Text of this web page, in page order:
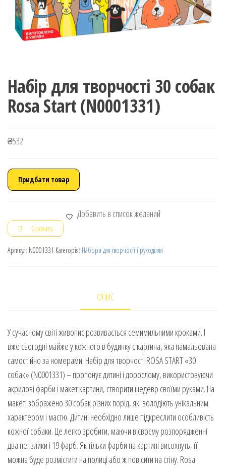
Набір для творчості 30 собак
Rosa Start (N0001331)
₴532
Придбати товар
Добавить в список желаний
Сравнить
Артикул: N0001331 Категорія: Набори для творчості і рукоділля
ОПИС
У сучасному світі живопис розвивається семимильними кроками. І
вже сьогодні майже у кожного в будинку є картина, яка намальована
самостійно за номерами. Набір для творчості ROSA START «30
собак» (N0001331) – пропонує дитині і дорослому, використовуючи
акрилові фарби і макет картини, створити шедевр своїми руками. На
макеті зображено 30 собак різних порід, які володіють унікальним
характером і мастю. Дитині необхідно лише підкреслити особливість
кожної собаки. Це легко зробити, маючи в своєму розпорядженні
два пензлики і 19 фарб. Як тільки фарби на картині висохнуть, її
можна буде розмістити на полиці або ж повісити на стіну. Rosa